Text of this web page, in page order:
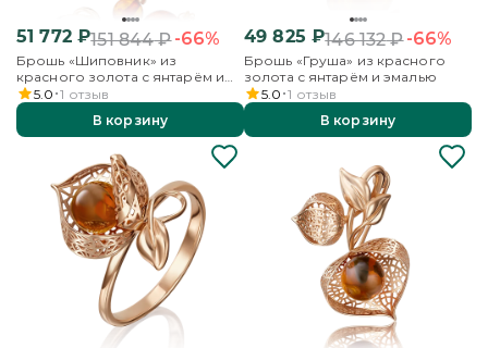
51 772₽151 844₽-66%
Брошь «Шиповник» из
красного золота с янтарём и
эмалью
5.0 1 отзыв
В корзину
49 825 ₽146 132₽-66%
Брошь «Груша» из красного
золота с янтарём и эмалью
5.0 1 отзыв
В корзину